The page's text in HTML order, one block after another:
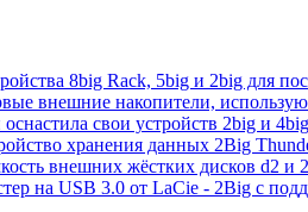
8big Rack, 5big и 2big для
внешние накопители,
оснастила свои устройств 2big и
хранения данных 2Big
внешних жёстких дисков d2 и
на USB 3.0 от LaCie - 2Big с